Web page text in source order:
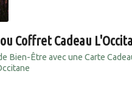
Coffret Cadeau
Bien-Être avec une Carte